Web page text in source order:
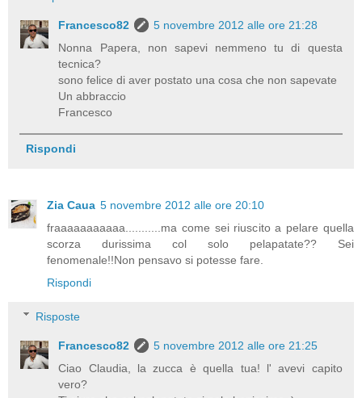
Francesco82
5 novembre 2012 alle ore 21:28
Nonna Papera, non sapevi nemmeno tu di questa
tecnica?
sono felice di aver postato una cosa che non sapevate
Un abbraccio
Francesco
Rispondi
Zia Caua 5 novembre 2012 alle ore 20:10
fraaaaaaaaaaa...........ma come sei riuscito a pelare quella
scorza durissima col solo pelapatate?? Sei
fenomenale!!Non pensavo si potesse fare.
Rispondi
Risposte
Francesco82
5 novembre 2012 alle ore 21:25
Ciao Claudia, la zucca è quella tua! l' avevi capito
vero?